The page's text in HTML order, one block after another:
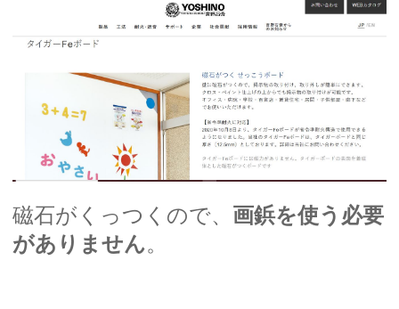
磁石がくっつくので、 画鋲を使う必要
がありません。